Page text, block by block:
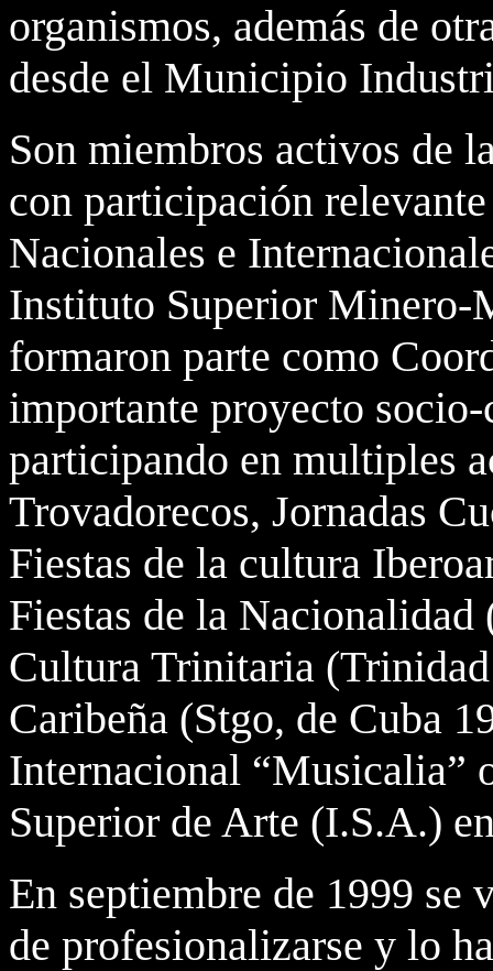
organismos, además de
desde el Municipio
Son miembros activos de
con participación
Nacionales e
Instituto Superior
formaron parte como
importante proyecto
participando en multiples
Trovadorecos, Jornadas
Fiestas de la cultura
Fiestas de la Nacionalidad
Cultura Trinitaria
Caribeña (Stgo, de Cuba
Internacional “Musicalia”
Superior de Arte (I.S.A.)
En septiembre de 1999 se
de profesionalizarse y lo